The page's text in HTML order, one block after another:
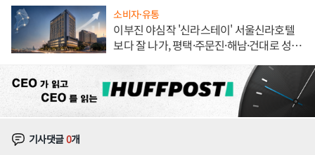
소비자·유통
이부진 야심작 '신라스테이' 서울신라호텔
보다 잘 나가, 평택·주문진·해남·건대로 성
기사댓글0개